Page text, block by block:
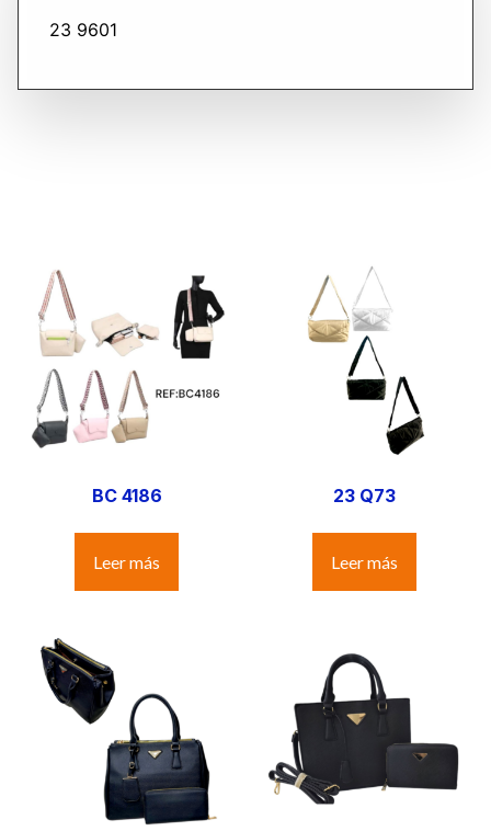
23 9601
BC 4186
Leer más
23 Q73
Leer más